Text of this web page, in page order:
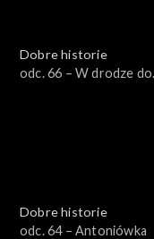
Dobre historie
odc. 66 – W drodze do
Dobre historie
odc. 64 – Antoniówka